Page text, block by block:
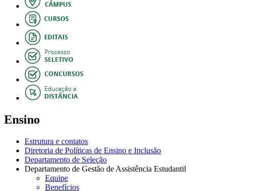
Ensino
Estrutura e contatos
Diretoria de Políticas de Ensino e Inclusão
Departamento de Seleção
Departamento de Gestão de Assistência Estudantil
Equipe
Benefícios